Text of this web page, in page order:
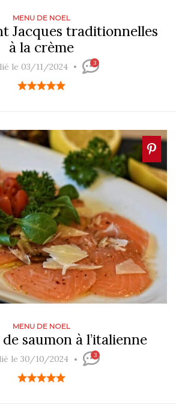
MENU DE NOEL
Jacques traditionnelles
à la crème
le 03/11/2024 3
MENU DE NOEL
saumon à l’italienne
le 30/10/2024 3